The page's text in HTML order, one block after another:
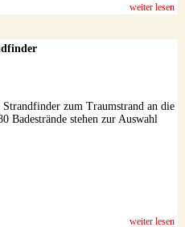
weiter lesen
Strandfinder zum Traumstrand an die
Badestrände stehen zur Auswahl
weiter lesen